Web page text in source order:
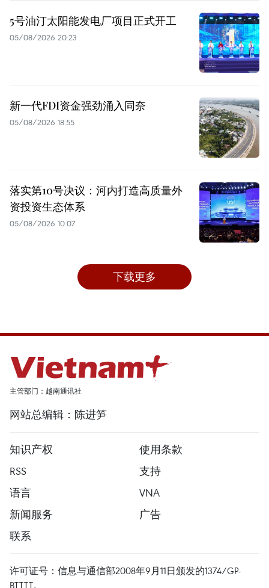
5号油汀太阳能发电厂项目正式开工
05/08/2026 20:23
新一代FDI资金强劲涌入同奈
05/08/2026 18:55
落实第10号决议：河内打造高质量外
资投资生态体系
05/08/2026 10:07
下载更多
主管部门：越南通讯社
网站总编辑：陈进笋
知识产权
使用条款
RSS
支持
语言
VNA
新闻服务
广告
联系
许可证号：信息与通信部2008年9月11日颁发的1374/GP-
BTTTT。